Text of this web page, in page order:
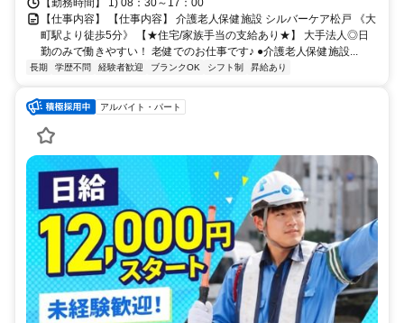
【勤務時間】 1) 08：30～17：00
【仕事内容】 【仕事内容】 介護老人保健施設 シルバーケア松戸 《大
町駅より徒歩5分》 【★住宅/家族手当の支給あり★】 大手法人◎日
勤のみで働きやすい！ 老健でのお仕事です♪ ●介護老人保健施設...
長期 学歴不問 経験者歓迎 ブランクOK シフト制 昇給あり
アルバイト・パート